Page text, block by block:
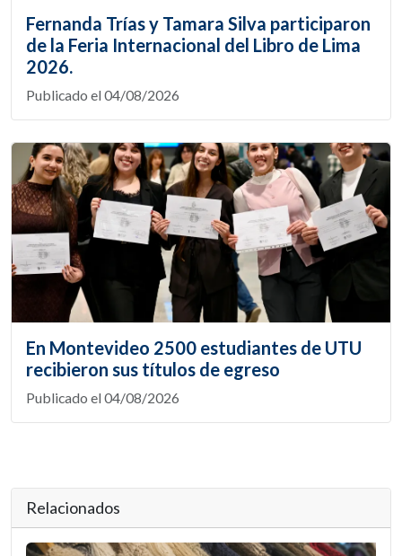
Fernanda Trías y Tamara Silva participaron
de la Feria Internacional del Libro de Lima
2026.
Publicado el 04/08/2026
En Montevideo 2500 estudiantes de UTU
recibieron sus títulos de egreso
Publicado el 04/08/2026
Relacionados